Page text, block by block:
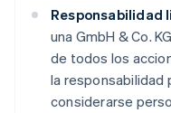
Responsabilidad
una GmbH & Co.
de todos los
la responsabilidad
considerarse